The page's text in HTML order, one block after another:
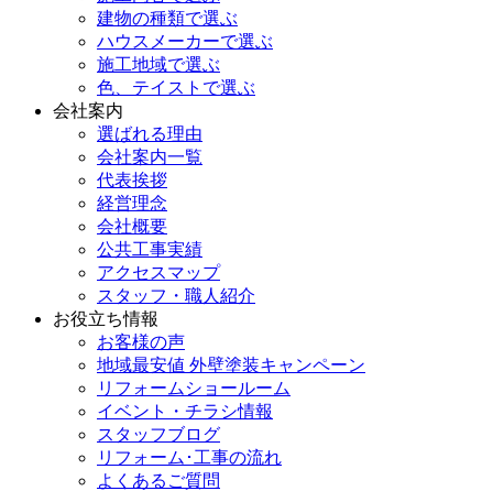
建物の種類で選ぶ
ハウスメーカーで選ぶ
施工地域で選ぶ
色、テイストで選ぶ
会社案内
選ばれる理由
会社案内一覧
代表挨拶
経営理念
会社概要
公共工事実績
アクセスマップ
スタッフ・職人紹介
お役立ち情報
お客様の声
地域最安値 外壁塗装キャンペーン
リフォームショールーム
イベント・チラシ情報
スタッフブログ
リフォーム･工事の流れ
よくあるご質問